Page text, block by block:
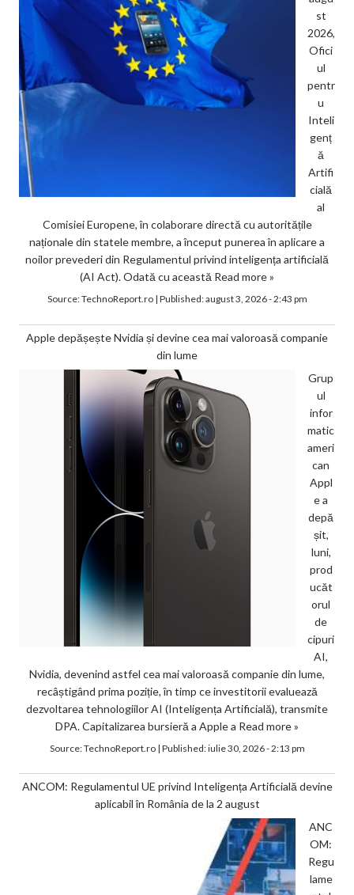
st
2026,
Ofici
ul
pentr
u
Inteli
genț
ă
Artifi
cială
al
Comisiei Europene, în colaborare directă cu autoritățile
naționale din statele membre, a început punerea în aplicare a
noilor prevederi din Regulamentul privind inteligența artificială
(AI Act). Odată cu această Read more »
Source:TechnoReport.ro| Published:august 3, 2026 - 2:43 pm
Apple depășește Nvidia și devine cea mai valoroasă companie
din lume
Grup
ul
infor
matic
ameri
can
Appl
e a
depă
șit,
luni,
prod
ucăt
orul
de
cipuri
AI,
Nvidia, devenind astfel cea mai valoroasă companie din lume,
recâștigând prima poziție, în timp ce investitorii evaluează
dezvoltarea tehnologiilor AI (Inteligența Artificială), transmite
DPA. Capitalizarea bursieră a Apple a Read more »
Source:TechnoReport.ro| Published:iulie 30, 2026 - 2:13 pm
ANCOM: Regulamentul UE privind Inteligența Artificială devine
aplicabil în România de la 2 august
ANC
OM:
Regu
lame